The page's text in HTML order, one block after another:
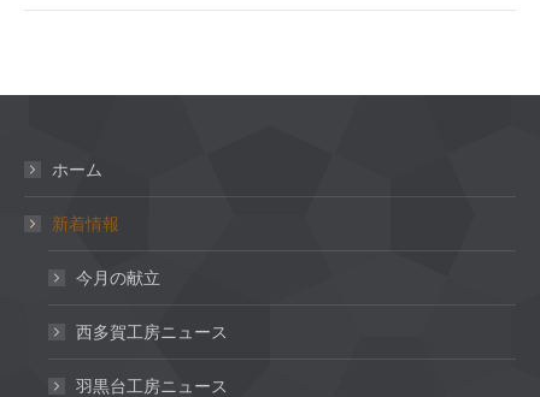
ホーム
新着情報
今月の献立
西多賀工房ニュース
羽黒台工房ニュース